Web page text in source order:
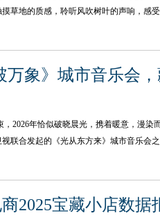
草地的质感，聆听风吹树叶的声响，感
万象》城市音乐会
2026年恰似破晓晨光，携着暖意，漫染
联合发起的《光从东方来》城市音乐会
2025宝藏小店数据